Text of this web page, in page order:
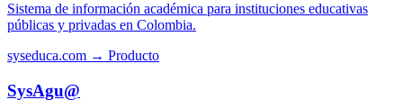
Sistema de información académica para instituciones educativas
públicas y privadas en Colombia.
syseduca.com → Producto
SysAgu@